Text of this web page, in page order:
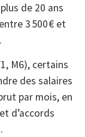
de 20 ans
3 500 € et
M6), certains
des salaires
par mois, en
d’accords